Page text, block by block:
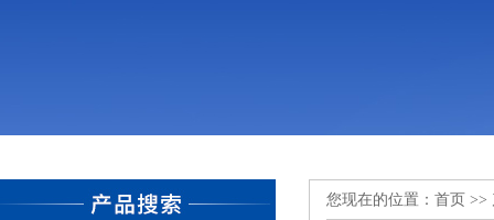
您现在的位置： 首页 >>